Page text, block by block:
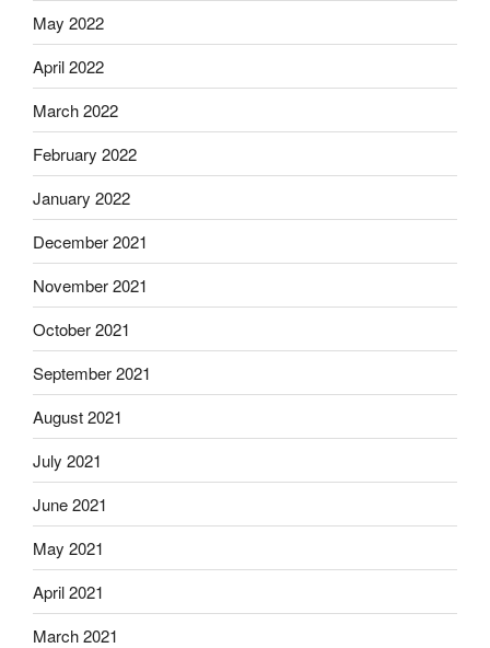
May 2022
April 2022
March 2022
February 2022
January 2022
December 2021
November 2021
October 2021
September 2021
August 2021
July 2021
June 2021
May 2021
April 2021
March 2021